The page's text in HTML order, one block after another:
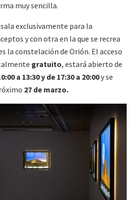
muy sencilla.
exclusivamente para la
y con otra en la que se recrea
la constelación de Orión. El acceso
gratuito, estará abierto de
a 13:30 y de 17:30 a 20:00y se
27 de marzo.